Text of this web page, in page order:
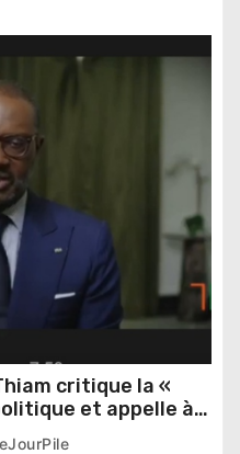
critique la «
et appelle à